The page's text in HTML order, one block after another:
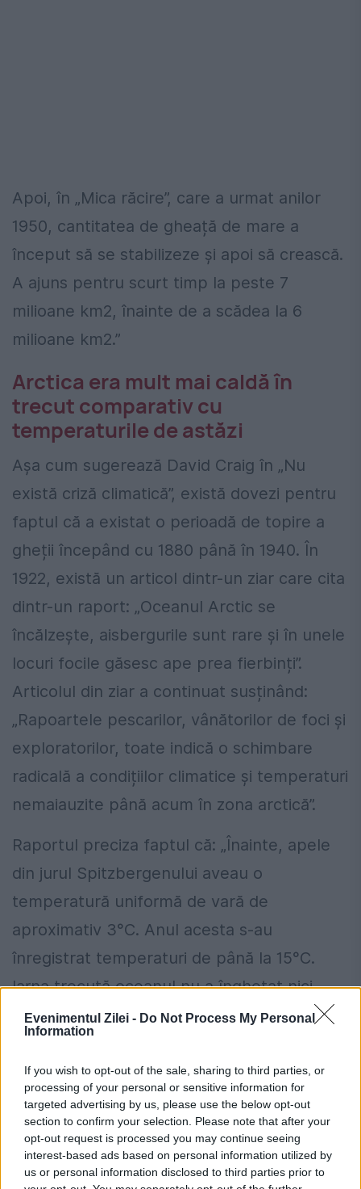
Evenimentul Zilei - Do Not Process My Personal
Information
If you wish to opt-out of the sale, sharing to third parties, or
processing of your personal or sensitive information for
targeted advertising by us, please use the below opt-out
section to confirm your selection. Please note that after your
opt-out request is processed you may continue seeing
interest-based ads based on personal information utilized by
us or personal information disclosed to third parties prior to
Apoi, în „Mica răcire”, care a urmat anilor
1950, cantitatea de gheață de mare a
început să se stabilizeze și apoi să crească.
A ajuns pentru scurt timp la peste 7
milioane km2, înainte de a scădea la 6
milioane km2.”
Arctica era mult mai caldă în
trecut comparativ cu
temperaturile de astăzi
Așa cum sugerează David Craig în „Nu
există criză climatică”, există dovezi pentru
faptul că a existat o perioadă de topire a
gheții începând cu 1880 până în 1940. În
1922, există un articol dintr-un ziar care cita
dintr-un raport: „Oceanul Arctic se
încălzește, aisbergurile sunt rare și în unele
locuri focile găsesc ape prea fierbinți”.
Articolul din ziar a continuat susținând:
„Rapoartele pescarilor, vânătorilor de foci și
exploratorilor, toate indică o schimbare
radicală a condițiilor climatice și temperaturi
nemaiauzite până acum în zona arctică”.
Raportul preciza faptul că: „Înainte, apele
din jurul Spitzbergenului aveau o
temperatură uniformă de vară de
aproximativ 3°C. Anul acesta s-au
înregistrat temperaturi de până la 15°C.
Iarna trecută oceanul nu a înghețat nici
măcar pe coasta de nord a
de gravă era situația, încât până în 1934
oamenii de știință speculau că topirea gheții
ar putea provoca o inundație globală, care
ar putea ridica nivelul apei cu până la 150
de picioare (46 de metri). ”